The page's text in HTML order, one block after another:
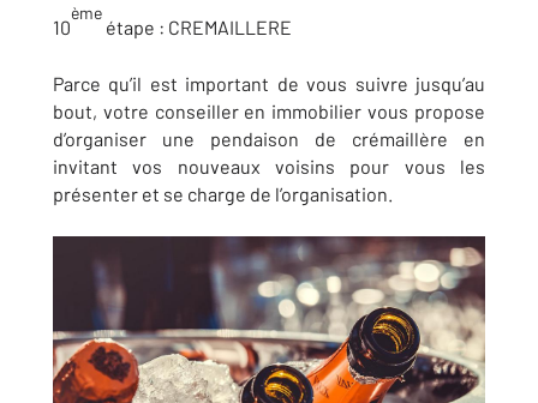
10
ème
étape : CREMAILLERE
Parce qu’il est important de vous suivre jusqu’au
bout, votre conseiller en immobilier vous propose
d’organiser une pendaison de crémaillère en
invitant vos nouveaux voisins pour vous les
présenter et se charge de l’organisation.